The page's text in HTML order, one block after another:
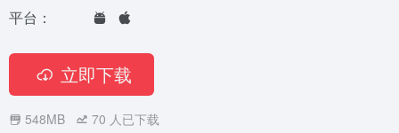
平台：
立即下载
548MB 70 人已下载